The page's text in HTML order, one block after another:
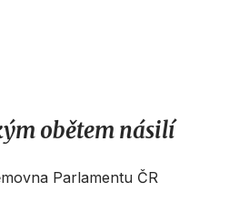
obětem násilí
Parlamentu ČR